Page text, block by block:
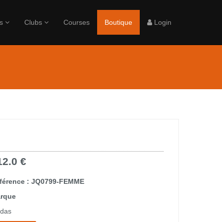
Clubs Courses Boutique Login
€
: JQ0799-FEMME